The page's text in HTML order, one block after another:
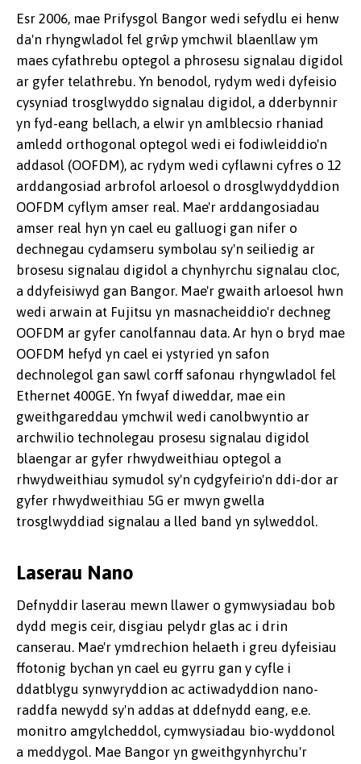
Esr 2006, mae Prifysgol Bangor wedi sefydlu ei henw
da'n rhyngwladol fel grŵp ymchwil blaenllaw ym
maes cyfathrebu optegol a phrosesu signalau digidol
ar gyfer telathrebu. Yn benodol, rydym wedi dyfeisio
cysyniad trosglwyddo signalau digidol, a dderbynnir
yn fyd-eang bellach, a elwir yn amlblecsio rhaniad
amledd orthogonal optegol wedi ei fodiwleiddio'n
addasol (OOFDM), ac rydym wedi cyflawni cyfres o 12
arddangosiad arbrofol arloesol o drosglwyddyddion
OOFDM cyflym amser real. Mae'r arddangosiadau
amser real hyn yn cael eu galluogi gan nifer o
dechnegau cydamseru symbolau sy'n seiliedig ar
brosesu signalau digidol a chynhyrchu signalau cloc,
a ddyfeisiwyd gan Bangor. Mae'r gwaith arloesol hwn
wedi arwain at Fujitsu yn masnacheiddio'r dechneg
OOFDM ar gyfer canolfannau data. Ar hyn o bryd mae
OOFDM hefyd yn cael ei ystyried yn safon
dechnolegol gan sawl corff safonau rhyngwladol fel
Ethernet 400GE. Yn fwyaf diweddar, mae ein
gweithgareddau ymchwil wedi canolbwyntio ar
archwilio technolegau prosesu signalau digidol
blaengar ar gyfer rhwydweithiau optegol a
rhwydweithiau symudol sy'n cydgyfeirio'n ddi-dor ar
gyfer rhwydweithiau 5G er mwyn gwella
trosglwyddiad signalau a lled band yn sylweddol.
Laserau Nano
Defnyddir laserau mewn llawer o gymwysiadau bob
dydd megis ceir, disgiau pelydr glas ac i drin
canserau. Mae'r ymdrechion helaeth i greu dyfeisiau
ffotonig bychan yn cael eu gyrru gan y cyfle i
ddatblygu synwyryddion ac actiwadyddion nano-
raddfa newydd sy'n addas at ddefnydd eang, e.e.
monitro amgylcheddol, cymwysiadau bio-wyddonol
a meddygol. Mae Bangor yn gweithgynhyrchu'r